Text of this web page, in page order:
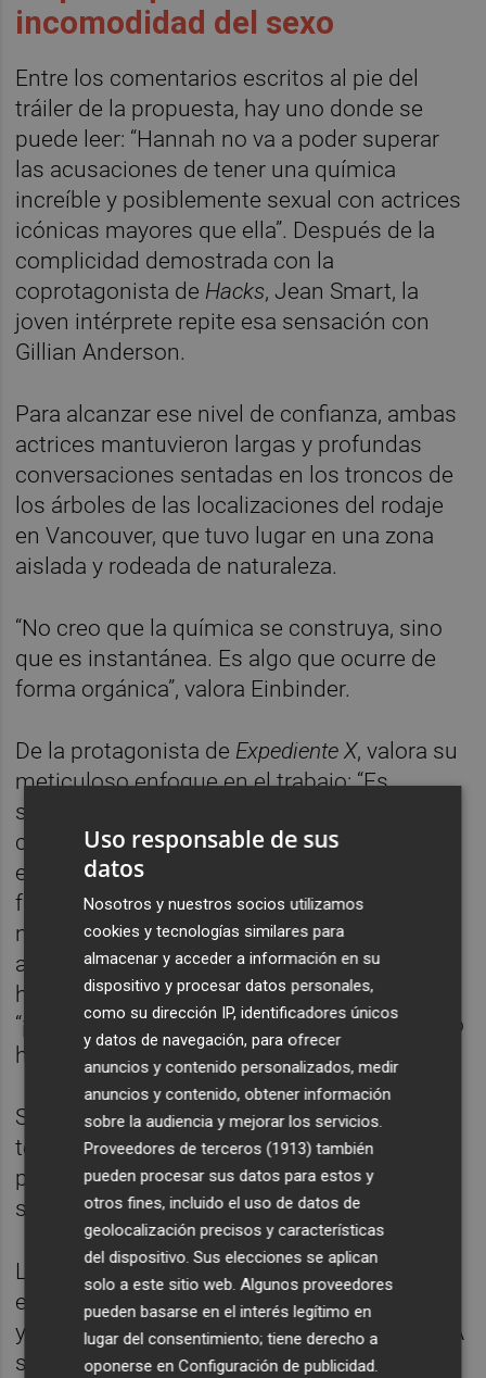
incomodidad del sexo
Entre los comentarios escritos al pie del
tráiler de la propuesta, hay uno donde se
puede leer: “Hannah no va a poder superar
las acusaciones de tener una química
increíble y posiblemente sexual con actrices
icónicas mayores que ella”. Después de la
complicidad demostrada con la
coprotagonista de Hacks, Jean Smart, la
joven intérprete repite esa sensación con
Gillian Anderson.
Para alcanzar ese nivel de confianza, ambas
actrices mantuvieron largas y profundas
conversaciones sentadas en los troncos de
los árboles de las localizaciones del rodaje
en Vancouver, que tuvo lugar en una zona
aislada y rodeada de naturaleza.
“No creo que la química se construya, sino
que es instantánea. Es algo que ocurre de
forma orgánica”, valora Einbinder.
De la protagonista de Expediente X, valora su
meticuloso enfoque en el trabajo: “Es
sumamente disciplinada, y ver su
coreografía física y su deseo voraz de
entender su motivación en cada momento
fue súperinspirador”. De Jean Smart, el
naturalismo en su actuación. “Es como una
atleta de élite. Puede estar contándote una
historia corriente y cuando de repente gritan
“¡Acción!”, se mete en el papel al instante y lo
hace perfecto”.
Según comparte, la veterana actriz de cine,
teatro y televisión la acogió desde el
principio de Hacks y le enseño todo lo que
sabe: “Jean es el ser humano más increíble”.
La película es una sátira sobre el
entretenimiento y la forma en que revivimos
y repetimos las franquicias que adoramos. A
su personaje se le encomienda la tarea de
Uso responsable de sus
datos
Nosotros y nuestros socios utilizamos
cookies y tecnologías similares para
almacenar y acceder a información en su
dispositivo y procesar datos personales,
como su dirección IP, identificadores únicos
y datos de navegación, para ofrecer
anuncios y contenido personalizados, medir
anuncios y contenido, obtener información
sobre la audiencia y mejorar los servicios.
Proveedores de terceros (1913) también
pueden procesar sus datos para estos y
otros fines, incluido el uso de datos de
geolocalización precisos y características
del dispositivo. Sus elecciones se aplican
solo a este sitio web. Algunos proveedores
pueden basarse en el interés legítimo en
lugar del consentimiento; tiene derecho a
oponerse enConfiguración de publicidad